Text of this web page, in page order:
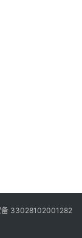
备 33028102001282